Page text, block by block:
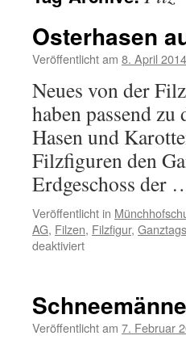
Osterhasen
Veröffentlicht am 8. April 2014
Neues von der
haben passend zu
Hasen und
Filzfiguren den
Erdgeschoss der
Veröffentlicht in
AG, Filzen, Filzfigur,
deaktiviertfür
Veröffentlicht am 7. Februar